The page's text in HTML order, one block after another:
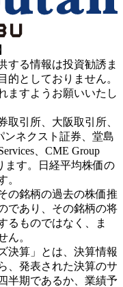
する情報は投資勧誘ま
的としておりません。
ますようお願いいたし
取引所、大阪取引所、
ンネクスト証券、堂島
、CME Group
ます。日経平均株価の
。
の銘柄の過去の株価推
であり、その銘柄の将
るものではなく、ま
ん。
決算」とは、決算情報
、発表された決算のサ
半期であるか、業績予